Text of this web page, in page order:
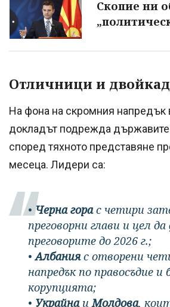
Скопие ни
Отличници и
На фона на скромния напредък
докладът подрежда
според тяхното представяне
месеца. Лидери са:
• Черна горас четири
преговорни глави и цел
преговорите до 2026 г.;
•Албанияс отворени
напредък по правосъдие и
корупцията;
• Украйна иМолдова,